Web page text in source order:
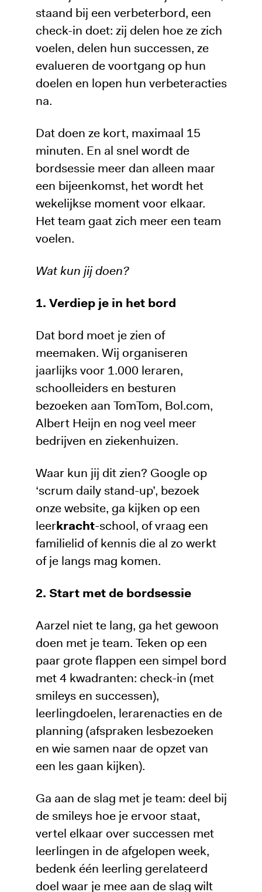
staand bij een verbeterbord, een
check-in doet: zij delen hoe ze zich
voelen, delen hun successen, ze
evalueren de voortgang op hun
doelen en lopen hun verbeteracties
na.
Dat doen ze kort, maximaal 15
minuten. En al snel wordt de
bordsessie meer dan alleen maar
een bijeenkomst, het wordt het
wekelijkse moment voor elkaar.
Het team gaat zich meer een team
voelen.
Wat kun jij doen?
1. Verdiep je in het bord
Dat bord moet je zien of
meemaken. Wij organiseren
jaarlijks voor 1.000 leraren,
schoolleiders en besturen
bezoeken aan TomTom, Bol.com,
Albert Heijn en nog veel meer
bedrijven en ziekenhuizen.
Waar kun jij dit zien? Google op
‘scrum daily stand-up’, bezoek
onze website, ga kijken op een
leerkracht-school, of vraag een
familielid of kennis die al zo werkt
of je langs mag komen.
2. Start met de bordsessie
Aarzel niet te lang, ga het gewoon
doen met je team. Teken op een
paar grote flappen een simpel bord
met 4 kwadranten: check-in (met
smileys en successen),
leerlingdoelen, lerarenacties en de
planning (afspraken lesbezoeken
en wie samen naar de opzet van
een les gaan kijken).
Ga aan de slag met je team: deel bij
de smileys hoe je ervoor staat,
vertel elkaar over successen met
leerlingen in de afgelopen week,
bedenk één leerling gerelateerd
doel waar je mee aan de slag wilt